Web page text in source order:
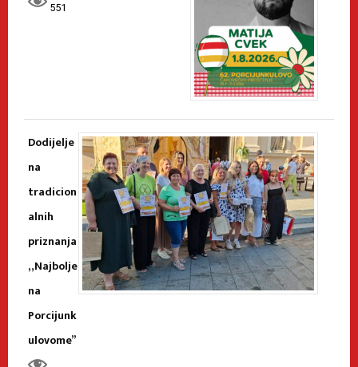
551
Dodijelje
na
tradicion
alnih
priznanja
„Najbolje
na
Porcijunk
ulovome”